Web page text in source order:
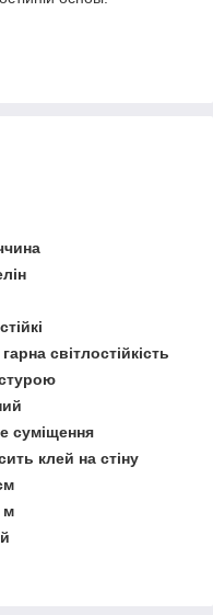
світлостійкість
суміщення
клей на стіну
м